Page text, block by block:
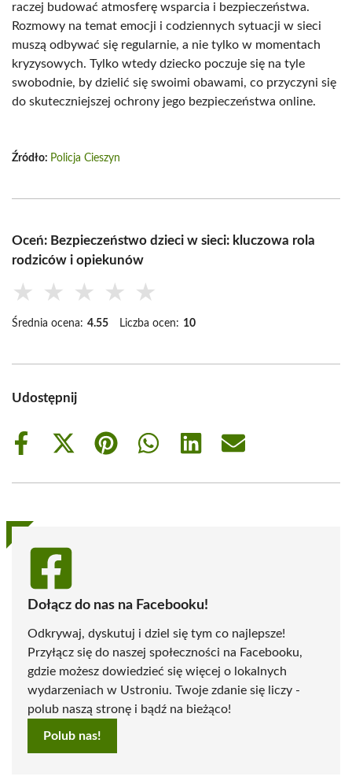
raczej budować atmosferę wsparcia i bezpieczeństwa.
Rozmowy na temat emocji i codziennych sytuacji w sieci
muszą odbywać się regularnie, a nie tylko w momentach
kryzysowych. Tylko wtedy dziecko poczuje się na tyle
swobodnie, by dzielić się swoimi obawami, co przyczyni się
do skuteczniejszej ochrony jego bezpieczeństwa online.
Źródło: Policja Cieszyn
Oceń: Bezpieczeństwo dzieci w sieci: kluczowa rola
rodziców i opiekunów
★ ★ ★ ★ ★
Średnia ocena: 4.55 Liczba ocen: 10
Udostępnij
Share
Share
(Twitter)
Share
Share
Share
Share
Dołącz do nas na Facebooku!
Odkrywaj, dyskutuj i dziel się tym co najlepsze!
Przyłącz się do naszej społeczności na Facebooku,
gdzie możesz dowiedzieć się więcej o lokalnych
wydarzeniach w Ustroniu. Twoje zdanie się liczy -
polub naszą stronę i bądź na bieżąco!
Polub nas!